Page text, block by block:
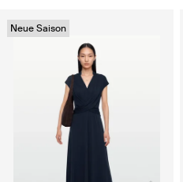
Neue Saison